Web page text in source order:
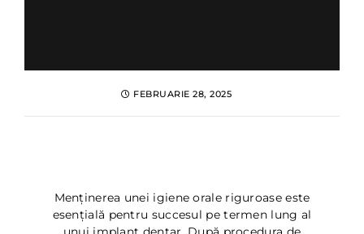
FEBRUARIE 28, 2025
Menținerea unei igiene orale riguroase este
esențială pentru succesul pe termen lung al